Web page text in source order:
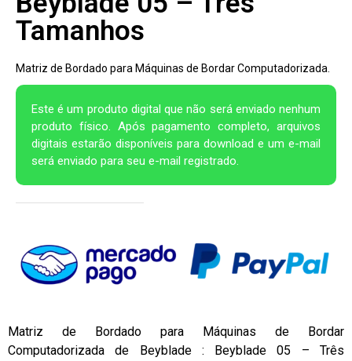
Tamanhos
Matriz de Bordado para Máquinas de Bordar Computadorizada.
Este é um produto digital que não será enviado nenhum
produto físico. Após pagamento completo, arquivos
digitais estarão disponíveis para download e um e-mail
será enviado para seu e-mail registrado.
Matriz de Bordado para Máquinas de Bordar
Computadorizada de Beyblade : Beyblade 05 – Três